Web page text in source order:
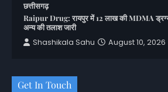
छत्तीसगढ़
Raipur Drug: रायपुर में 12 लाख की MDMA
अन्य की तलाश जारी
Shashikala Sahu
August 10, 2026
Get In Touch